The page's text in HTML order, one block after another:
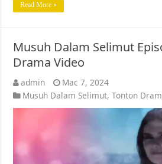
Read More »
Musuh Dalam Selimut
Drama Video
admin
Mac 7, 2024
Musuh Dalam Selimut,Tonton